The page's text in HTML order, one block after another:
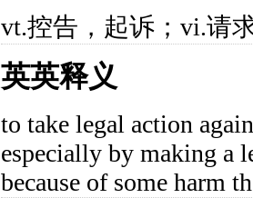
vt.控告，起诉；vi.请
英英释义
to take legal action
especially by making a
because of some harm